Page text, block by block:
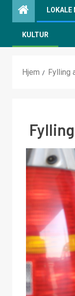
LOKALE
KULTUR
Hjem Fylling